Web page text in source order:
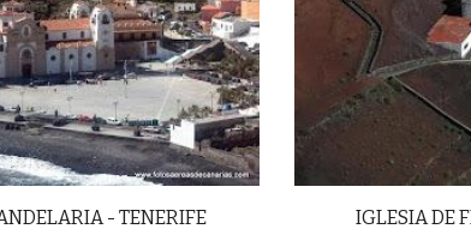
- TENERIFE IGLESIA DE